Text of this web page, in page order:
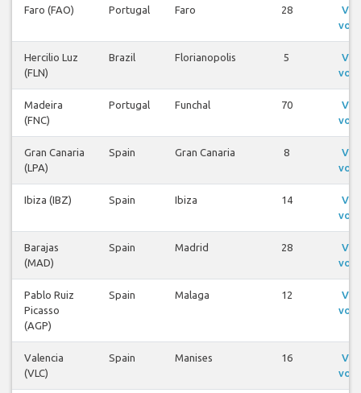
Faro (FAO) Portugal Faro 28
Ver
voos
Hercilio Luz
(FLN)
Brazil Florianopolis 5
Ver
voos
Madeira
(FNC)
Portugal Funchal 70
Ver
voos
Gran Canaria
(LPA)
Spain Gran Canaria 8
Ver
voos
Ibiza (IBZ) Spain Ibiza 14
Ver
voos
Barajas
(MAD)
Spain Madrid 28
Ver
voos
Pablo Ruiz
Picasso
(AGP)
Spain Malaga 12
Ver
voos
Valencia
(VLC)
Spain Manises 16
Ver
voos